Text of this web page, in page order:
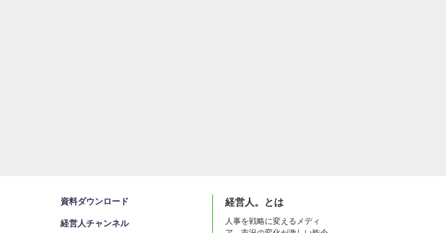
資料ダウンロード
経営人チャンネル
経営人。とは
人事を戦略に変えるメディ